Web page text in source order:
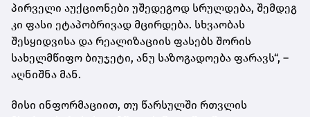
პირველი აუქციონები უშედეგოდ სრულდება, შემდეგ
კი ფასი ეტაპობრივად მცირდება. სხვაობას
შესყიდვისა და რეალიზაციის ფასებს შორის
სახელმწიფო ბიუჯეტი, ანუ საზოგადოება ფარავს“, –
აღნიშნა მან.
მისი ინფორმაციით, თუ წარსულში რთვლის